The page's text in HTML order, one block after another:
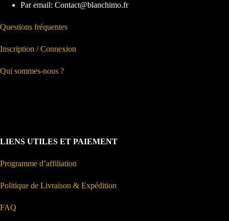
Par email: Contact@blanchimo.fr
Questions fréquentes
Inscription / Connexion
Qui sommes-nous ?
LIENS UTILES ET PAIEMENT
Programme d’affiliation
Politique de Livraison & Expédition
FAQ